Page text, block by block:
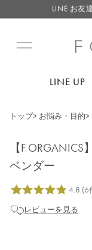
LINE お友
【重要】お盆期間
LINE お友
LINE UP
トップ> お悩み・目的>
【F
ベンダー
レビューを見る